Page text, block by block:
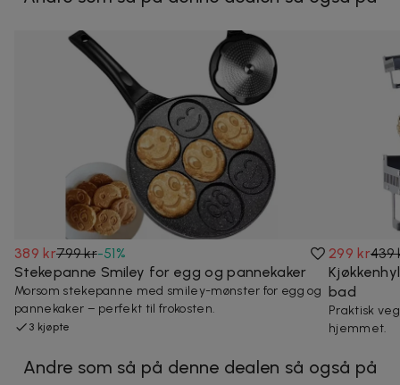
389 kr799 kr-51%
Stekepanne Smiley for egg og pannekaker
Morsom stekepanne med smiley-mønster for egg og
pannekaker – perfekt til frokosten.
3 kjøpte
299 kr439
bad
Praktisk
hjemmet.
Andre som så på denne dealen så også på